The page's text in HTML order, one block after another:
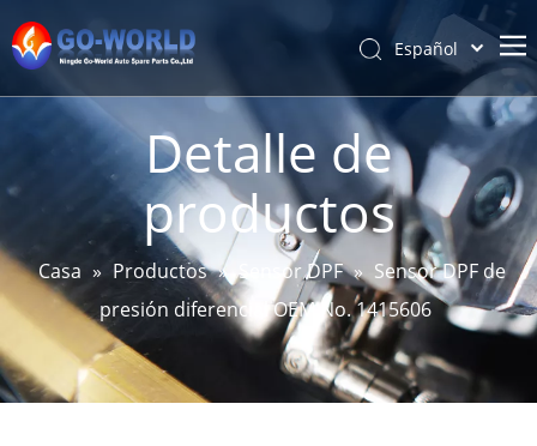
Hogar
Acerca de
Productos
Servicio y personalización
Noticias
Apoyo
Contáctenos
Español
Português
Pусский
Latine
Français
简体中文
English
Detalle de
productos
Casa » Productos » Sensor DPF » Sensor DPF de
presión diferencial OEM No. 1415606